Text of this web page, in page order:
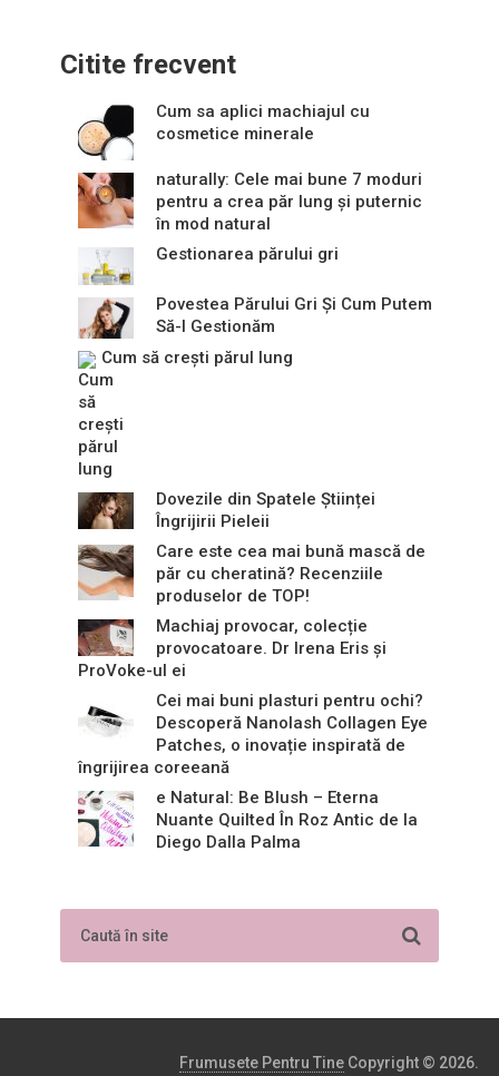
Citite frecvent
Cum sa aplici machiajul cu
cosmetice minerale
naturally: Cele mai bune 7 moduri
pentru a crea păr lung și puternic
în mod natural
Gestionarea părului gri
Povestea Părului Gri Și Cum Putem
Să-l Gestionăm
Cum să crești părul lung
Dovezile din Spatele Științei
Îngrijirii Pieleii
Care este cea mai bună mască de
păr cu cheratină? Recenziile
produselor de TOP!
Machiaj provocar, colecție
provocatoare. Dr Irena Eris și
ProVoke-ul ei
Cei mai buni plasturi pentru ochi?
Descoperă Nanolash Collagen Eye
Patches, o inovație inspirată de
îngrijirea coreeană
e Natural: Be Blush – Eterna
Nuante Quilted În Roz Antic de la
Diego Dalla Palma
Frumusete Pentru Tine Copyright © 2026.